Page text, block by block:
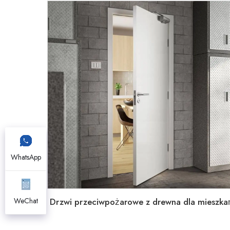
Drzwi przeciwpożarowe z drewna dla
WhatsApp
WeChat